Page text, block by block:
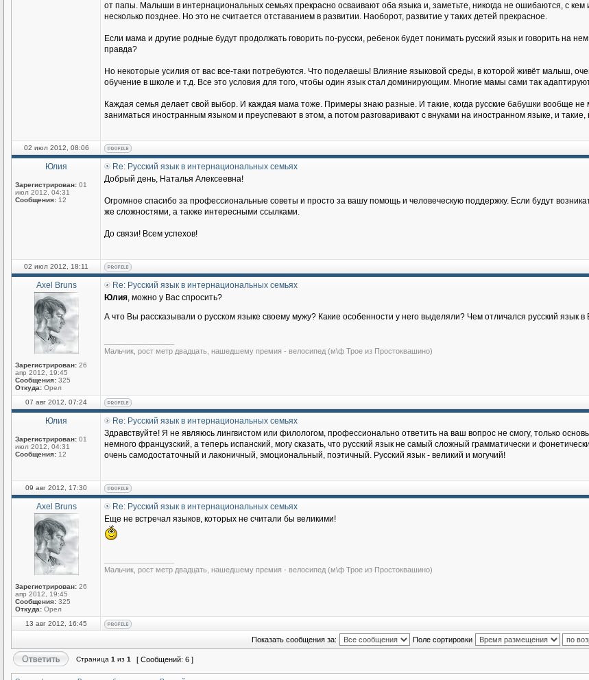
от папы. Малыши в интернациональных семьях прекрасно осваивают оба языка и, заметьте, никогда не ошибаются, с кем
несколько позднее. Но это не считается отставанием в развитии. Наоборот, развитие у таких детей прекрасное.
Если мама и другие родные будут продолжать говорить по-русски, ребенок будет понимать русский язык и говорить на
правда?
Но некоторые усилия от вас все-таки потребуются. Что поделаешь! Влияние языковой среды, в которой живёт малыш,
обучение в школе и т.д. Все это условия для того, чтобы один язык стал доминирующим. Многие мамы сами так
Каждая семья делает свой выбор. И каждая мама тоже. Примеры знаю разные. И такие, когда русские бабушки вообще не
заниматься иностранным языком и преуспевают в этом, а потом разговаривают с внуками на иностранном языке, и
02 июл 2012, 08:06
Юлия
Зарегистрирован: 01
июл 2012, 04:31
Сообщения: 12
Re: Русский язык в интернациональных семьях
Добрый день, Наталья Алексеевна!
Огромное спасибо за профессиональные советы и просто за вашу помощь и человеческую поддержку. Если будут
же сложностями, а также интересными ссылками.
До связи! Всем успехов!
02 июл 2012, 18:11
Axel Bruns
Зарегистрирован: 26
апр 2012, 19:45
Сообщения: 325
Откуда: Орел
Re: Русский язык в интернациональных семьях
Юлия, можно у Вас спросить?
А что Вы рассказывали о русском языке своему мужу? Какие особенности у него выделяли? Чем отличался русский язык
Мальчик, рост метр двадцать, нашедшему премия - велосипед (м\ф Трое из Простоквашино)
07 авг 2012, 07:24
Юлия
Зарегистрирован: 01
июл 2012, 04:31
Сообщения: 12
Re: Русский язык в интернациональных семьях
Здравствуйте! Я не являюсь лингвистом или филологом, профессионально ответить на ваш вопрос не cмогу, только
немного французский, а теперь испанский, могу сказать, что русский язык не самый сложный грамматически и
очень самодостаточный и лаконичный, эмоциональный, поэтичный. Русский язык - великий и могучий!
09 авг 2012, 17:30
Axel Bruns
Зарегистрирован: 26
апр 2012, 19:45
Сообщения: 325
Откуда: Орел
Re: Русский язык в интернациональных семьях
Еще не встречал языков, которых не считали бы великими!
Мальчик, рост метр двадцать, нашедшему премия - велосипед (м\ф Трое из Простоквашино)
13 авг 2012, 16:45
Показать сообщения за: Поле сортировки
Страница 1 из 1 [ Сообщений: 6 ]